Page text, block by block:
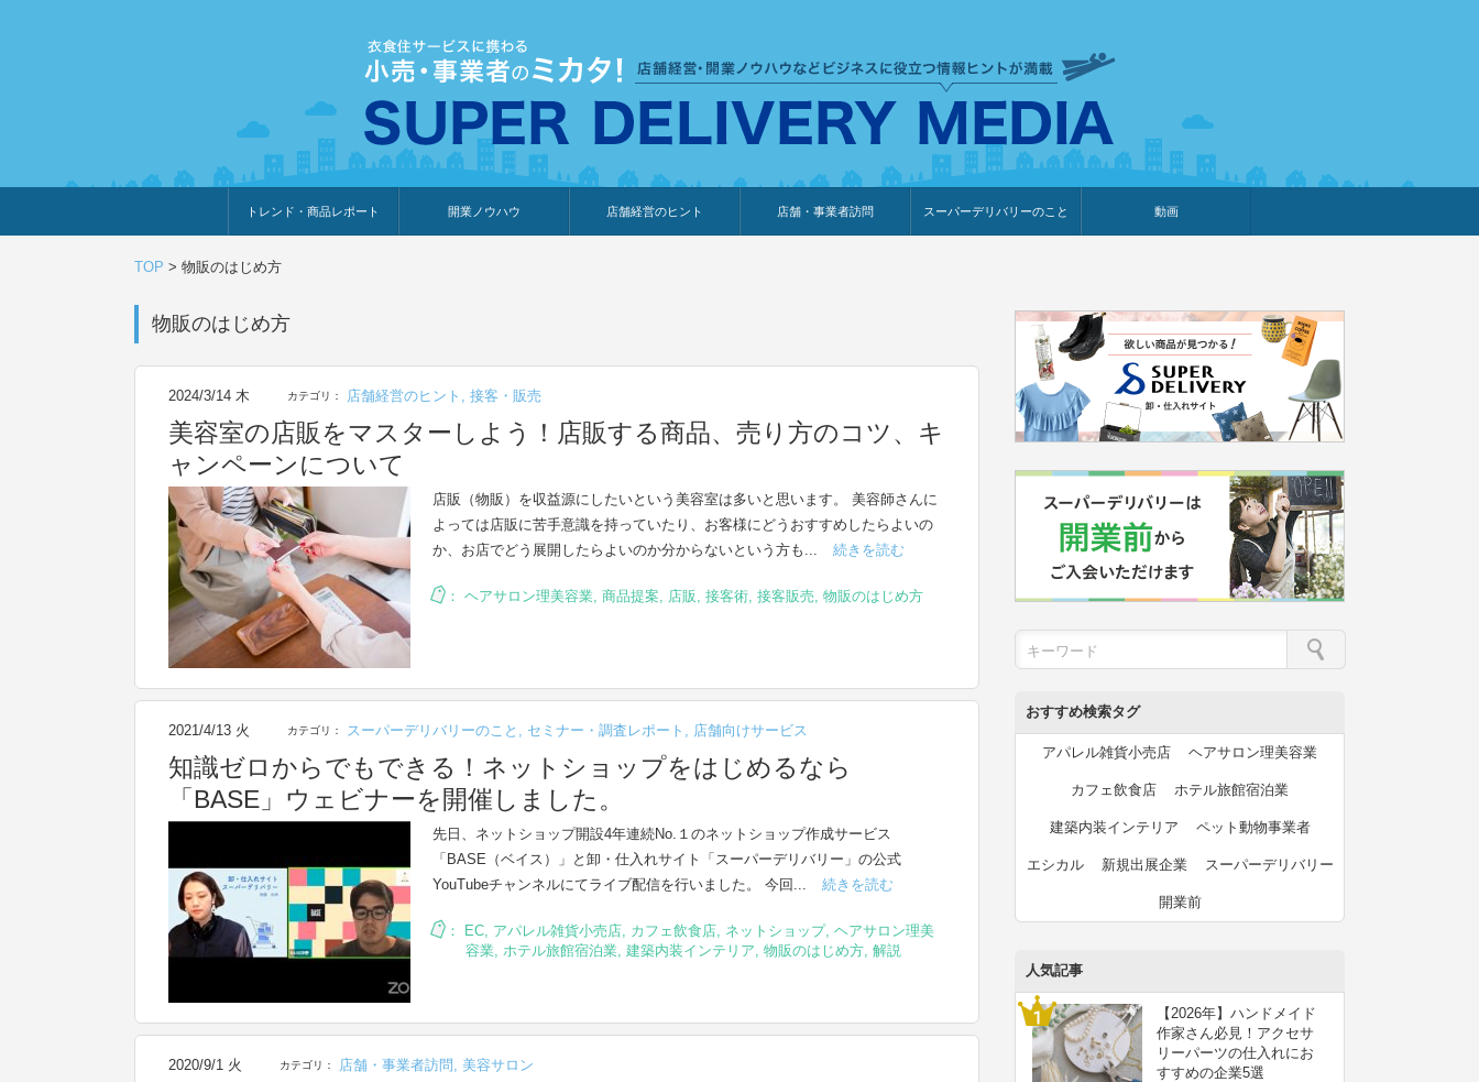
トレンド・商品レポート
トレンド・特集
人気ランキング
出展企業のおすすめ
商品体験・レビュー
暮らしの提案
開業ノウハウ 店舗経営のヒント 店舗・事業者訪問 スーパーデリバリーのこと 動画
TOP > 物販のはじめ方
物販のはじめ方
2024/3/14 木 カテゴリ： 店舗経営のヒント , 接客・販売
美容室の店販をマスターしよう！店販する商品、売り方のコツ、キ
ャンペーンについて
店販（物販）を収益源にしたいという美容室は多いと思います。 美容師さんに
よっては店販に苦手意識を持っていたり、お客様にどうおすすめしたらよいの
か、お店でどう展開したらよいのか分からないという方も...
続きを読む
： ヘアサロン理美容業, 商品提案, 店販 , 接客術, 接客販売, 物販のはじめ方
2021/4/13 火 カテゴリ： スーパーデリバリーのこと , セミナー・調査レポート , 店舗向けサービス
知識ゼロからでもできる！ネットショップをはじめるなら
「BASE」ウェビナーを開催しました。
先日、ネットショップ開設4年連続No.１のネットショップ作成サービス
「BASE（ベイス）」と卸・仕入れサイト「スーパーデリバリー」の公式
YouTubeチャンネルにてライブ配信を行いました。 今回...
続きを読む
： EC, アパレル雑貨小売店, カフェ飲食店, ネットショップ, ヘアサロン理美
容業, ホテル旅館宿泊業, 建築内装インテリア, 物販のはじめ方, 解説
2020/9/1 火 カテゴリ： 店舗・事業者訪問 , 美容サロン
おすすめ検索タグ
アパレル雑貨小売店 ヘアサロン理美容業
カフェ飲食店 ホテル旅館宿泊業
建築内装インテリア ペット動物事業者
エシカル 新規出展企業 スーパーデリバリー
開業前
人気記事
【2026年】ハンドメイド
作家さん必見！アクセサ
リーパーツの仕入れにお
すすめの企業5選